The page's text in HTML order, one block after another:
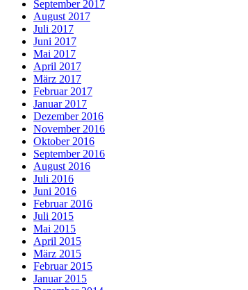
September 2017
August 2017
Juli 2017
Juni 2017
Mai 2017
April 2017
März 2017
Februar 2017
Januar 2017
Dezember 2016
November 2016
Oktober 2016
September 2016
August 2016
Juli 2016
Juni 2016
Februar 2016
Juli 2015
Mai 2015
April 2015
März 2015
Februar 2015
Januar 2015